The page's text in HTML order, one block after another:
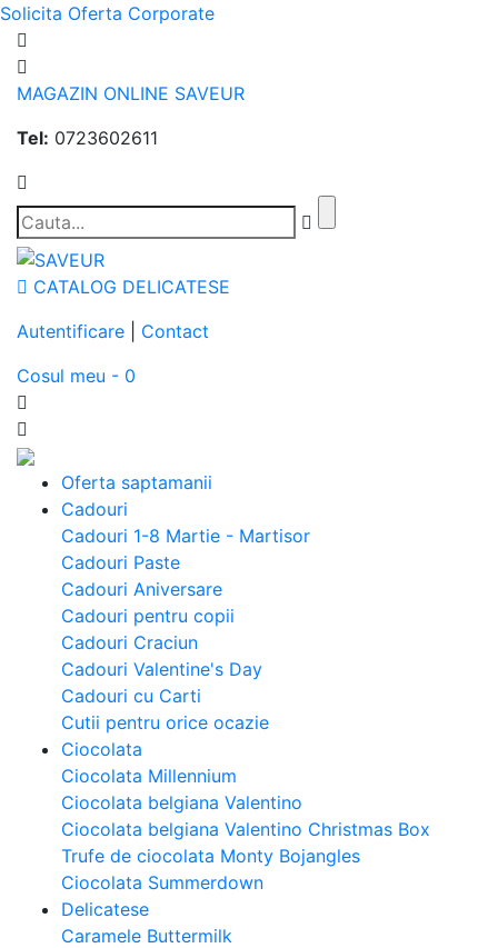
Solicita Oferta Corporate
MAGAZIN ONLINE SAVEUR
Tel: 0723602611
CATALOG DELICATESE
Autentificare
Contact
Cosul meu - 0
Oferta saptamanii
Cadouri
Cadouri 1-8 Martie - Martisor
Cadouri Paste
Cadouri Aniversare
Cadouri pentru copii
Cadouri Craciun
Cadouri Valentine's Day
Cadouri cu Carti
Cutii pentru orice ocazie
Ciocolata
Ciocolata Millennium
Ciocolata belgiana Valentino
Ciocolata belgiana Valentino Christmas Box
Trufe de ciocolata Monty Bojangles
Ciocolata Summerdown
Delicatese
Caramele Buttermilk